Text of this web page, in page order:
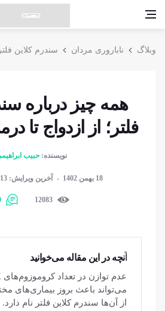
وبلاگ ناباروری مردان سندرم کلاین فلتر
همه چیز درباره
فلتر؛ از ازدواج تا
نویسنده: حبیب
18 بهمن 1402 آخرین ویرایش: 13 شهریور 1404
12083
آنچه در این مقاله می‌خوانید
می‌تواند باعث بروز بیماری‌های
از آن‌ها سندرم کلاین فلتر نام